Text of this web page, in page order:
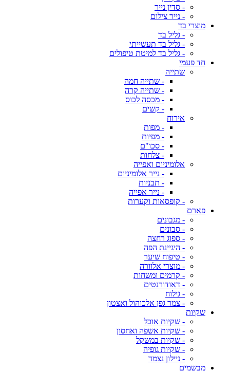
- סדין נייר
- נייר צילום
מוצרי בד
- גליל בד
- גליל בד תעשייתי
- גליל בד למיטת טיפולים
חד פעמי
שתייה
- שתייה חמה
- שתייה קרה
- מכסה לכוס
- קשים
אירוח
- מפות
- מפיות
- סכו"ם
- צלחות
אלומיניום ואפייה
- נייר אלומיניום
- תבניות
- נייר אפייה
- קופסאות וקערות
פארם
- מגבונים
- סבונים
- ספוג רחצה
- היגיינת הפה
- טיפוח שיער
- מוצרי אלוורה
- קרמים ומשחות
- דאודורנטים
- גילוח
- צמר גפן אלכוהול ואצטון
שקיות
- שקיות אוכל
- שקיות אשפה ואחסון
- שקיות במשקל
- שקיות גופיה
- ניילון נצמד
מבשמים